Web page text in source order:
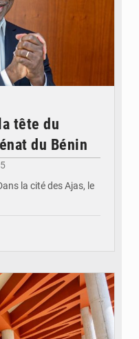
tête du
du Bénin
la cité des Ajas, le